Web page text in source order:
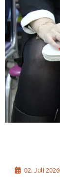
02. Juli 2026